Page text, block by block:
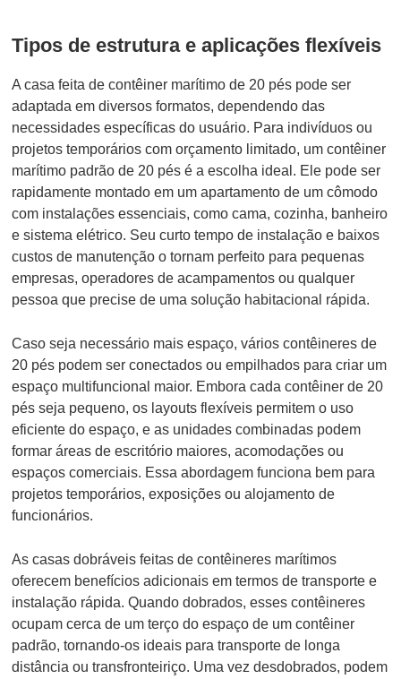
Tipos de estrutura e aplicações flexíveis
A casa feita de contêiner marítimo de 20 pés pode ser
adaptada em diversos formatos, dependendo das
necessidades específicas do usuário. Para indivíduos ou
projetos temporários com orçamento limitado, um contêiner
marítimo padrão de 20 pés é a escolha ideal. Ele pode ser
rapidamente montado em um apartamento de um cômodo
com instalações essenciais, como cama, cozinha, banheiro
e sistema elétrico. Seu curto tempo de instalação e baixos
custos de manutenção o tornam perfeito para pequenas
empresas, operadores de acampamentos ou qualquer
pessoa que precise de uma solução habitacional rápida.
Caso seja necessário mais espaço, vários contêineres de
20 pés podem ser conectados ou empilhados para criar um
espaço multifuncional maior. Embora cada contêiner de 20
pés seja pequeno, os layouts flexíveis permitem o uso
eficiente do espaço, e as unidades combinadas podem
formar áreas de escritório maiores, acomodações ou
espaços comerciais. Essa abordagem funciona bem para
projetos temporários, exposições ou alojamento de
funcionários.
As casas dobráveis feitas de contêineres marítimos
oferecem benefícios adicionais em termos de transporte e
instalação rápida. Quando dobrados, esses contêineres
ocupam cerca de um terço do espaço de um contêiner
padrão, tornando-os ideais para transporte de longa
distância ou transfronteiriço. Uma vez desdobrados, podem